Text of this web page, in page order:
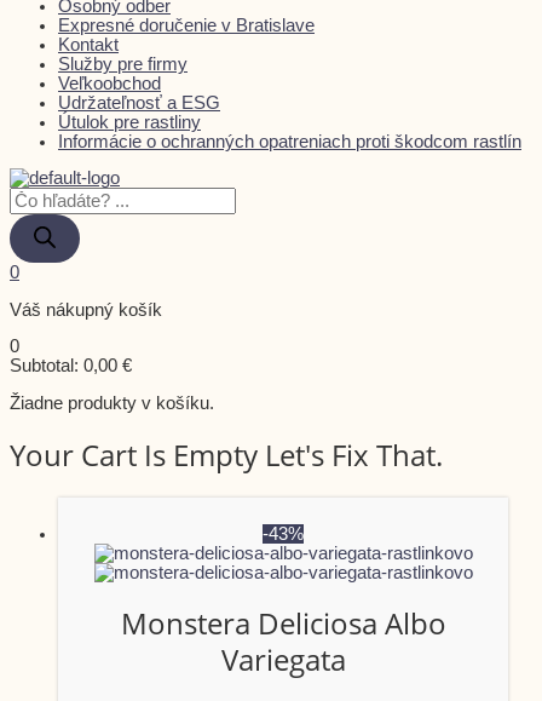
Osobný odber
Expresné doručenie v Bratislave
Kontakt
Služby pre firmy
Veľkoobchod
Udržateľnosť a ESG
Útulok pre rastliny
Informácie o ochranných opatreniach proti škodcom rastlín
0
Váš nákupný košík
0
Subtotal: 0,00 €
Žiadne produkty v košíku.
Your Cart Is Empty Let's Fix That.
-43%
Monstera Deliciosa Albo
Variegata